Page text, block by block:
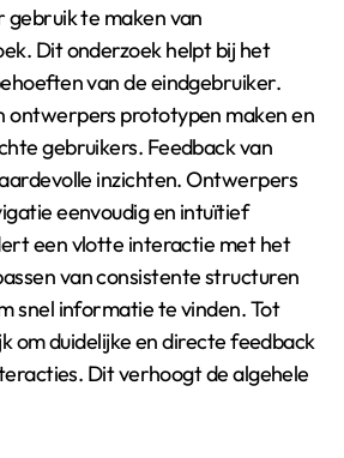
te maken van
Dit onderzoek helpt bij het
van de eindgebruiker.
ontwerpers prototypen maken en
gebruikers. Feedback van
inzichten. Ontwerpers
eenvoudig en intuïtief
een vlotte interactie met het
van consistente structuren
snel informatie te vinden. Tot
om duidelijke en directe feedback
Dit verhoogt de algehele